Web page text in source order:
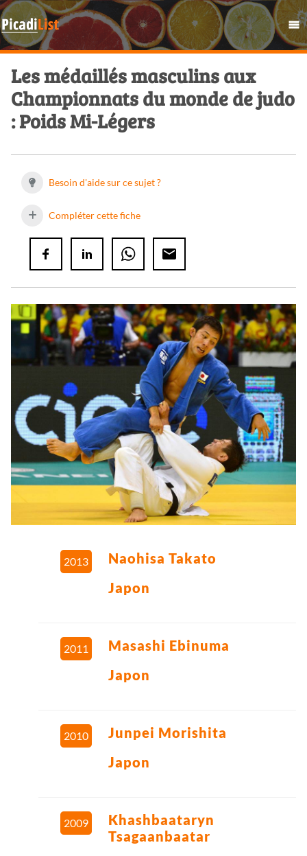
Les médaillés masculins aux
Championnats du monde de judo
: Poids Mi-Légers
Besoin d'aide sur ce sujet ?
Compléter cette fiche
2013
Naohisa Takato
Japon
2011
Masashi Ebinuma
Japon
2010
Junpei Morishita
Japon
2009
Khashbaataryn
Tsagaanbaatar